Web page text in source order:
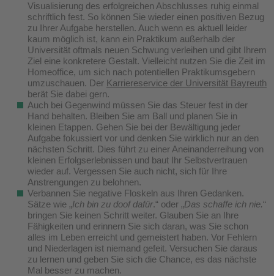
Visualisierung des erfolgreichen Abschlusses ruhig einmal
schriftlich fest. So können Sie wieder einen positiven Bezug
zu Ihrer Aufgabe herstellen. Auch wenn es aktuell leider
kaum möglich ist, kann ein Praktikum außerhalb der
Universität oftmals neuen Schwung verleihen und gibt Ihrem
Ziel eine konkretere Gestalt. Vielleicht nutzen Sie die Zeit im
Homeoffice, um sich nach potentiellen Praktikumsgebern
umzuschauen. Der Karriereservice der Universität Bayreuth
berät Sie dabei gern.
Auch bei Gegenwind müssen Sie das Steuer fest in der
Hand behalten. Bleiben Sie am Ball und planen Sie in
kleinen Etappen. Gehen Sie bei der Bewältigung jeder
Aufgabe fokussiert vor und denken Sie wirklich nur an den
nächsten Schritt. Dies führt zu einer Aneinanderreihung von
kleinen Erfolgserlebnissen und baut Ihr Selbstvertrauen
wieder auf. Vergessen Sie auch nicht, sich für Ihre
Anstrengungen zu belohnen.
Verbannen Sie negative Floskeln aus Ihren Gedanken.
Sätze wie „Ich bin zu doof dafür.“ oder „Das schaffe ich nie.“
bringen Sie keinen Schritt weiter. Glauben Sie an Ihre
Fähigkeiten und erinnern Sie sich daran, was Sie schon
alles im Leben erreicht und gemeistert haben. Vor Fehlern
und Niederlagen ist niemand gefeit. Versuchen Sie daraus
zu lernen und geben Sie sich die Chance, es das nächste
Mal besser zu machen.